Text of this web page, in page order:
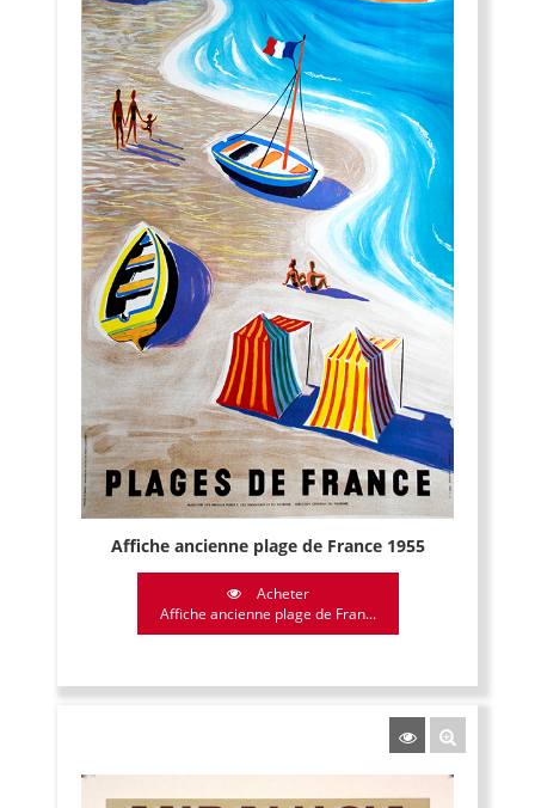
Affiche ancienne plage de France 1955
Acheter
Affiche ancienne plage de Fran...